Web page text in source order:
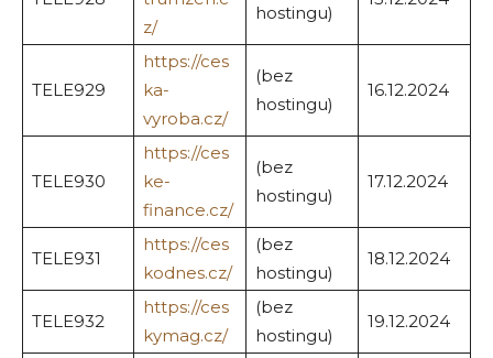
z/
hostingu)
TELE929
https://ces
ka-
vyroba.cz/
(bez
hostingu)
16.12.2024
TELE930
https://ces
ke-
finance.cz/
(bez
hostingu)
17.12.2024
TELE931
https://ces
kodnes.cz/
(bez
hostingu)
18.12.2024
TELE932
https://ces
kymag.cz/
(bez
hostingu)
19.12.2024